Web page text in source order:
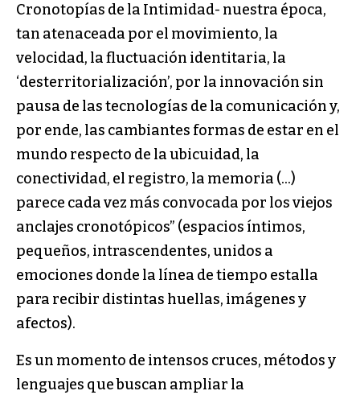
Cronotopías de la Intimidad- nuestra época,
tan atenaceada por el movimiento, la
velocidad, la fluctuación identitaria, la
‘desterritorialización’, por la innovación sin
pausa de las tecnologías de la comunicación y,
por ende, las cambiantes formas de estar en el
mundo respecto de la ubicuidad, la
conectividad, el registro, la memoria (…)
parece cada vez más convocada por los viejos
anclajes cronotópicos” (espacios íntimos,
pequeños, intrascendentes, unidos a
emociones donde la línea de tiempo estalla
para recibir distintas huellas, imágenes y
afectos).
Es un momento de intensos cruces, métodos y
lenguajes que buscan ampliar la